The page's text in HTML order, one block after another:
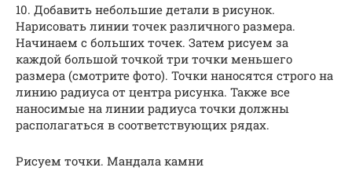
10. Добавить небольшие детали в рисунок.
Нарисовать линии точек различного размера.
Начинаем с больших точек. Затем рисуем за
каждой большой точкой три точки меньшего
размера (смотрите фото). Точки наносятся строго на
линию радиуса от центра рисунка. Также все
наносимые на линии радиуса точки должны
располагаться в соответствующих рядах.
Рисуем точки. Мандала камни